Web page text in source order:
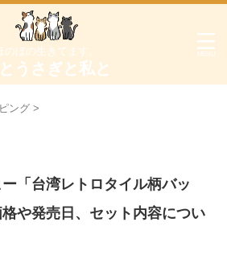
のぼの生きてます。
うさぎと私と
ング >
「台湾レトロタイル柄バッ
や発売日、セット内容につい